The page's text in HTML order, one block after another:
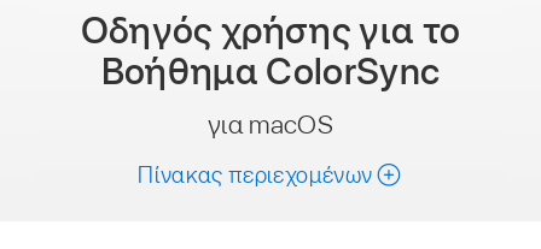
Οδηγός χρήσηςγια το
Βοήθημα ColorSync
για macOS
Πίνακας περιεχομένων